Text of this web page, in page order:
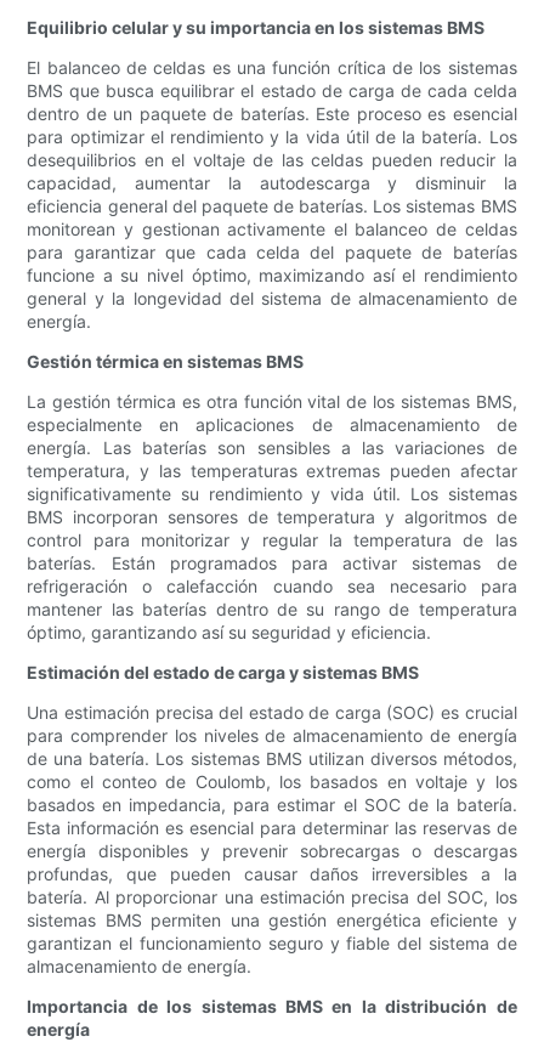
Equilibrio celular y su importancia en los sistemas BMS
El balanceo de celdas es una función crítica de los sistemas
BMS que busca equilibrar el estado de carga de cada celda
dentro de un paquete de baterías. Este proceso es esencial
para optimizar el rendimiento y la vida útil de la batería. Los
desequilibrios en el voltaje de las celdas pueden reducir la
capacidad, aumentar la autodescarga y disminuir la
eficiencia general del paquete de baterías. Los sistemas BMS
monitorean y gestionan activamente el balanceo de celdas
para garantizar que cada celda del paquete de baterías
funcione a su nivel óptimo, maximizando así el rendimiento
general y la longevidad del sistema de almacenamiento de
energía.
Gestión térmica en sistemas BMS
La gestión térmica es otra función vital de los sistemas BMS,
especialmente en aplicaciones de almacenamiento de
energía. Las baterías son sensibles a las variaciones de
temperatura, y las temperaturas extremas pueden afectar
significativamente su rendimiento y vida útil. Los sistemas
BMS incorporan sensores de temperatura y algoritmos de
control para monitorizar y regular la temperatura de las
baterías. Están programados para activar sistemas de
refrigeración o calefacción cuando sea necesario para
mantener las baterías dentro de su rango de temperatura
óptimo, garantizando así su seguridad y eficiencia.
Estimación del estado de carga y sistemas BMS
Una estimación precisa del estado de carga (SOC) es crucial
para comprender los niveles de almacenamiento de energía
de una batería. Los sistemas BMS utilizan diversos métodos,
como el conteo de Coulomb, los basados ​​en voltaje y los
basados ​​en impedancia, para estimar el SOC de la batería.
Esta información es esencial para determinar las reservas de
energía disponibles y prevenir sobrecargas o descargas
profundas, que pueden causar daños irreversibles a la
batería. Al proporcionar una estimación precisa del SOC, los
sistemas BMS permiten una gestión energética eficiente y
garantizan el funcionamiento seguro y fiable del sistema de
almacenamiento de energía.
Importancia de los sistemas BMS en la distribución de
energía